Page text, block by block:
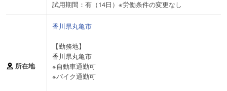
試用期間：有（14日）※労働条件の変更なし
所在地
香川県丸亀市
【勤務地】
香川県丸亀市
※自動車通勤可
※バイク通勤可